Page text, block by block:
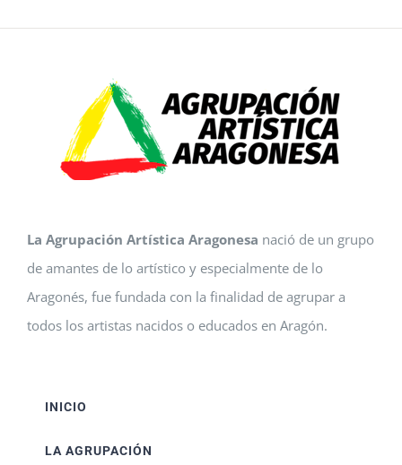
La Agrupación Artística Aragonesa nació de un grupo
de amantes de lo artístico y especialmente de lo
Aragonés, fue fundada con la finalidad de agrupar a
todos los artistas nacidos o educados en Aragón.
INICIO
LA AGRUPACIÓN